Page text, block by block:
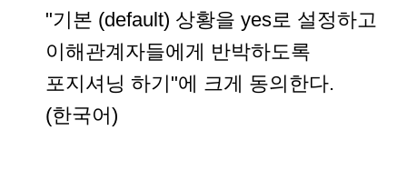
"기본 (default) 상황을 yes로 설정하고
이해관계자들에게 반박하도록
포지셔닝 하기"에 크게 동의한다.
(한국어)